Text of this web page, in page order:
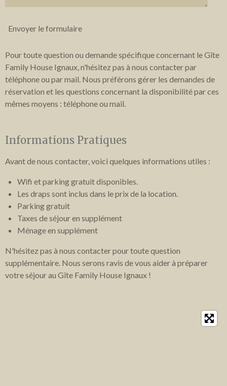
Envoyer le formulaire
Pour toute question ou demande spécifique concernant le Gîte
Family House Ignaux, n'hésitez pas à nous contacter par
téléphone ou par mail. Nous préférons gérer les demandes de
réservation et les questions concernant la disponibilité par ces
mêmes moyens : téléphone ou mail.
Informations Pratiques
Avant de nous contacter, voici quelques informations utiles :
Wifi et parking gratuit disponibles.
Les draps sont inclus dans le prix de la location.
Parking gratuit
Taxes de séjour en supplément
Ménage en supplément
N'hésitez pas à nous contacter pour toute question
supplémentaire. Nous serons ravis de vous aider à préparer
votre séjour au Gîte Family House Ignaux !